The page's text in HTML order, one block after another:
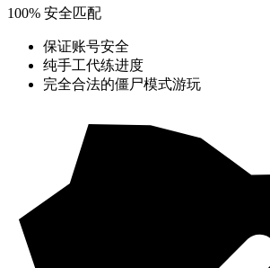
100% 安全匹配
保证账号安全
纯手工代练进度
完全合法的僵尸模式游玩